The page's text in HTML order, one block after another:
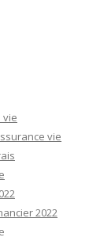
vie
vie
2022